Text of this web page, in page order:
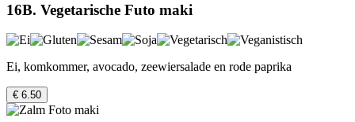
16B. Vegetarische Futo maki
Ei, komkommer, avocado, zeewiersalade en rode paprika
€ 6.50